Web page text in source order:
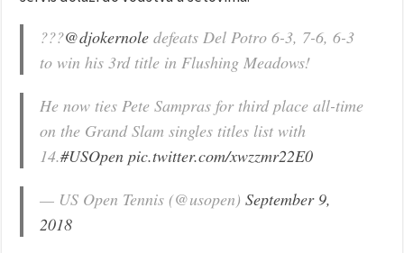
???@djokernole defeats Del Potro 6-3, 7-6, 6-3
to win his 3rd title in Flushing Meadows!
He now ties Pete Sampras for third place all-time
on the Grand Slam singles titles list with
14.#USOpen pic.twitter.com/xwzzmr22E0
— US Open Tennis (@usopen)September 9,
2018